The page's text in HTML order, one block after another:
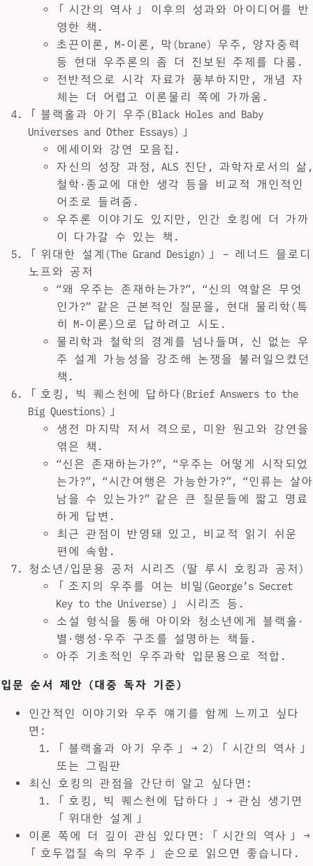
「시간의 역사」 이후의 성과와 아이디어를 반
영한 책.
초끈이론, M-이론, 막(brane) 우주, 양자중력
등 현대 우주론의 좀 더 진보된 주제를 다룸.
전반적으로 시각 자료가 풍부하지만, 개념 자
체는 더 어렵고 이론물리 쪽에 가까움.
「블랙홀과 아기 우주(Black Holes and Baby
Universes and Other Essays)」
에세이와 강연 모음집.
자신의 성장 과정, ALS 진단, 과학자로서의 삶,
철학·종교에 대한 생각 등을 비교적 개인적인
어조로 들려줌.
우주론 이야기도 있지만, 인간 호킹에 더 가까
이 다가갈 수 있는 책.
「위대한 설계(The Grand Design)」 – 레너드 믈로디
노프와 공저
“왜 우주는 존재하는가?”, “신의 역할은 무엇
인가?” 같은 근본적인 질문을, 현대 물리학(특
히 M-이론)으로 답하려고 시도.
물리학과 철학의 경계를 넘나들며, 신 없는 우
주 설계 가능성을 강조해 논쟁을 불러일으켰던
책.
「호킹, 빅 퀘스천에 답하다(Brief Answers to the
Big Questions)」
생전 마지막 저서 격으로, 미완 원고와 강연을
엮은 책.
“신은 존재하는가?”, “우주는 어떻게 시작되었
는가?”, “시간여행은 가능한가?”, “인류는 살아
남을 수 있는가?” 같은 큰 질문들에 짧고 명료
하게 답변.
최근 관점이 반영돼 있고, 비교적 읽기 쉬운
편에 속함.
청소년/입문용 공저 시리즈 (딸 루시 호킹과 공저)
「조지의 우주를 여는 비밀(George’s Secret
Key to the Universe)」 시리즈 등.
소설 형식을 통해 아이와 청소년에게 블랙홀·
별·행성·우주 구조를 설명하는 책들.
아주 기초적인 우주과학 입문용으로 적합.
입문 순서 제안 (대중 독자 기준)
인간적인 이야기와 우주 얘기를 함께 느끼고 싶다
면:
「블랙홀과 아기 우주」 → 2) 「시간의 역사」
또는 그림판
최신 호킹의 관점을 간단히 알고 싶다면:
「호킹, 빅 퀘스천에 답하다」 → 관심 생기면
「위대한 설계」
이론 쪽에 더 깊이 관심 있다면: 「시간의 역사」 →
「호두껍질 속의 우주」 순으로 읽으면 좋습니다.